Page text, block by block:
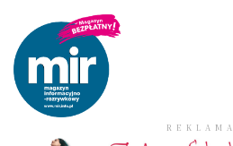
REKLAMA